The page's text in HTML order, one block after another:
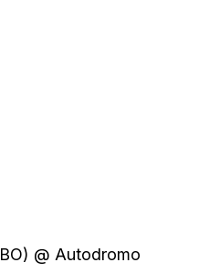
@ Autodromo